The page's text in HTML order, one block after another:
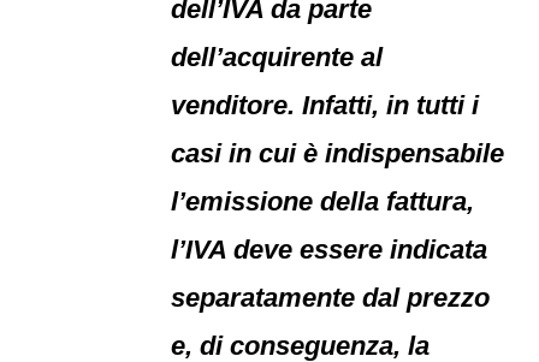
dell’IVA da parte
dell’acquirente al
venditore. Infatti, in tutti i
casi in cui è indispensabile
l’emissione della fattura,
l’IVA deve essere indicata
separatamente dal prezzo
e, di conseguenza, la